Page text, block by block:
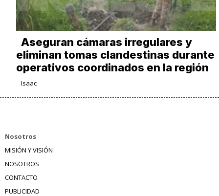
Aseguran cámaras irregulares y
eliminan tomas clandestinas durante
operativos coordinados en la región
Isaac
Nosotros
MISIÓN Y VISIÓN
NOSOTROS
CONTACTO
PUBLICIDAD